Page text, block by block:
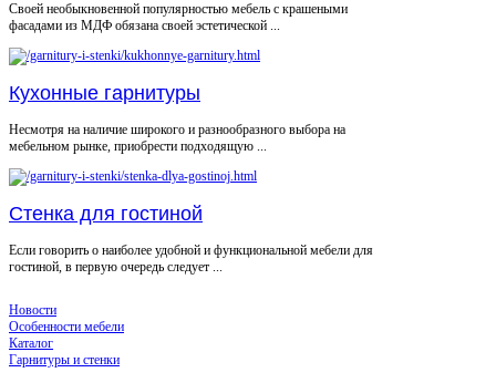
Своей необыкновенной популярностью мебель с крашеными
фасадами из МДФ обязана своей эстетической ...
Кухонные гарнитуры
Несмотря на наличие широкого и разнообразного выбора на
мебельном рынке, приобрести подходящую ...
Стенка для гостиной
Если говорить о наиболее удобной и функциональной мебели для
гостиной, в первую очередь следует ...
Новости
Особенности мебели
Каталог
Гарнитуры и стенки